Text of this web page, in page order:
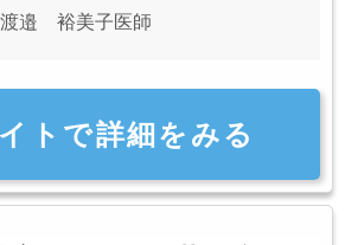
渡邉 裕美子医師
トで詳細をみる